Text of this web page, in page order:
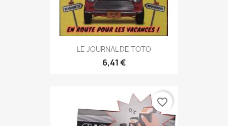
LE JOURNAL DE TOTO
6,41 €
favorite_border